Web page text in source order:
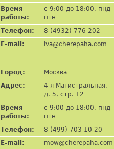
Время
работы:
с 9:00 до 18:00, пнд-
птн
Телефон:
8 (4932) 776-202
E-mail:
iva@cherepaha.com
Город:
Москва
Адрес:
4-я Магистральная,
д. 5, стр. 12
Время
работы:
с 9:00 до 18:00, пнд-
птн
Телефон:
8 (499) 703-10-20
E-mail:
mow@cherepaha.com